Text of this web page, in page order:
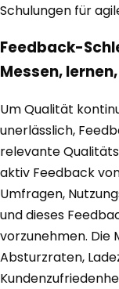
Schulungen für
Feedback-
Messen,
Um Qualität
unerlässlich,
relevante
aktiv Feedback
Umfragen,
und dieses
vorzunehmen. Die
Absturzraten,